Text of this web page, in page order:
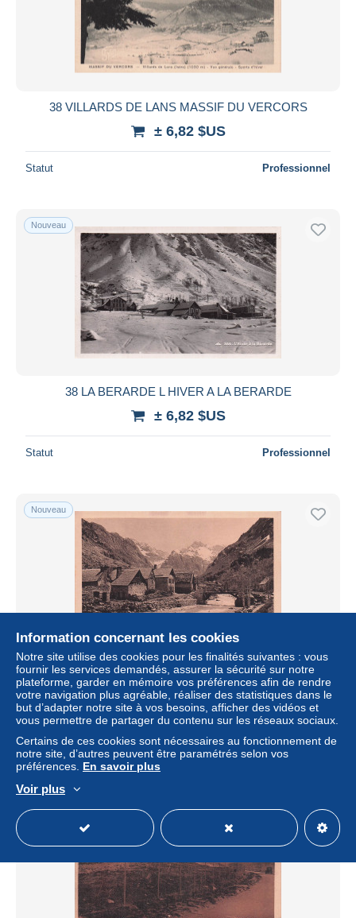
38 VILLARDS DE LANS MASSIF DU VERCORS
± 6,82 $US
Statut Professionnel
Nouveau
38 LA BERARDE L HIVER A LA BERARDE
± 6,82 $US
Statut Professionnel
Nouveau
38 LA BERARDE LES ETAGES
± 6,82 $US
Statut Professionnel
Nouveau
Information concernant les cookies
Notre site utilise des cookies pour les finalités suivantes : vous
fournir les services demandés, assurer la sécurité sur notre
plateforme, garder en mémoire vos préférences afin de rendre
votre navigation plus agréable, réaliser des statistiques dans le
but d’adapter notre site à vos besoins, afficher des vidéos et
vous permettre de partager du contenu sur les réseaux sociaux.
Certains de ces cookies sont nécessaires au fonctionnement de
notre site, d’autres peuvent être paramétrés selon vos
préférences. En savoir plus
Voir plus